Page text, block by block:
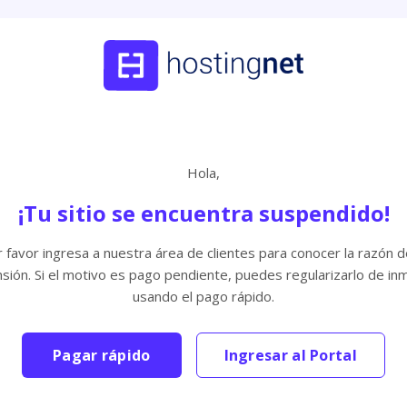
Hola,
¡Tu sitio se encuentra suspendido!
favor ingresa a nuestra área de clientes para conocer la razón
Si el motivo es pago pendiente, puedes regularizarlo de
usando el pago rápido.
Pagar rápido Ingresar al Portal